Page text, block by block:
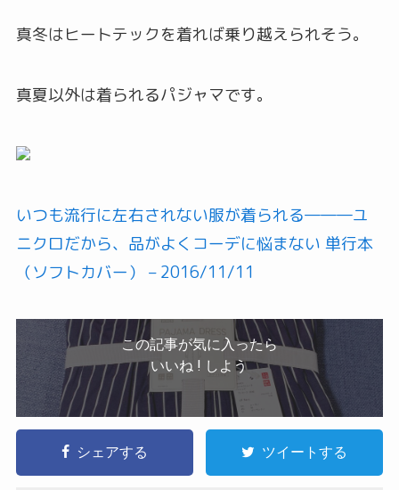
真冬はヒートテックを着れば乗り越えられそう。
真夏以外は着られるパジャマです。
いつも流行に左右されない服が着られる―――ユ
ニクロだから、品がよくコーデに悩まない 単行本
（ソフトカバー） – 2016/11/11
この記事が気に入ったら
いいね ! しよう
シェアする ツイートする